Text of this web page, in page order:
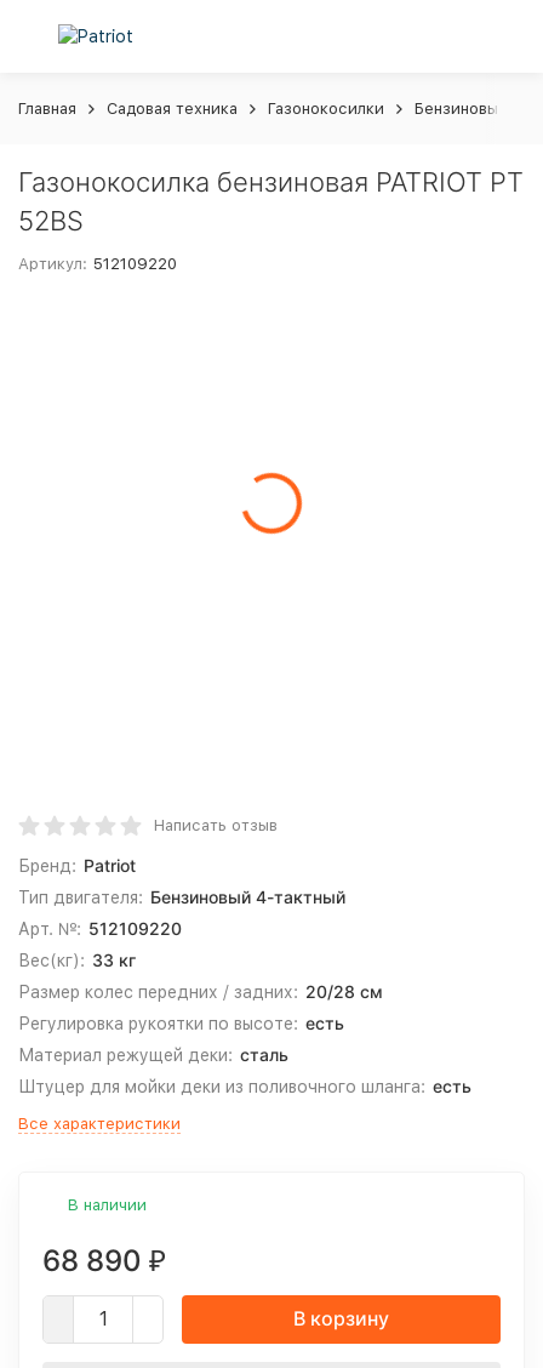
Главная Садовая техника Газонокосилки Бензиновые
Газонокосилка бензиновая PATRIOT PT
52BS
Артикул: 512109220
Написать отзыв
Бренд: Patriot
Тип двигателя: Бензиновый 4-тактный
Арт. №: 512109220
Вес(кг): 33 кг
Размер колес передних / задних: 20/28 см
Регулировка рукоятки по высоте: есть
Материал режущей деки: сталь
Штуцер для мойки деки из поливочного шланга: есть
Все характеристики
В наличии
68 890 ₽
В корзину